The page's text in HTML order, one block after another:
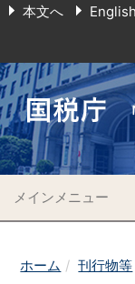
本文へ English
メインメニュー
ホーム 刊行物等